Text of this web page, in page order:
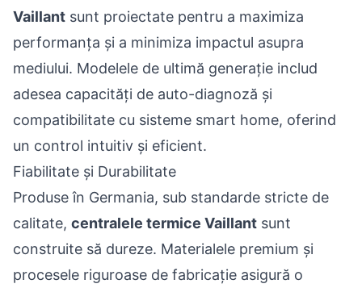
Vaillant sunt proiectate pentru a maximiza
performanța și a minimiza impactul asupra
mediului. Modelele de ultimă generație includ
adesea capacități de auto-diagnoză și
compatibilitate cu sisteme smart home, oferind
un control intuitiv și eficient.
Fiabilitate și Durabilitate
Produse în Germania, sub standarde stricte de
calitate, centralele termice Vaillant sunt
construite să dureze. Materialele premium și
procesele riguroase de fabricație asigură o